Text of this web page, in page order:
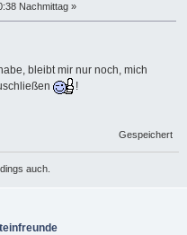
Nachmittag »
bleibt mir nur noch, mich
!
Gespeichert
auch.